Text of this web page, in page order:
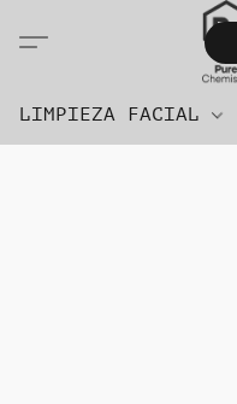
LIMPIEZA FACIAL